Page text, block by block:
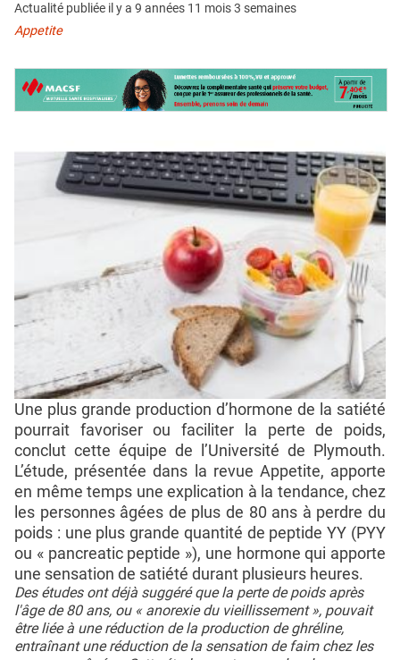
CONTACT
Actualité publiée il y a 9 années 11 mois 3 semaines
Appetite
Une plus grande production d’hormone de la satiété
pourrait favoriser ou faciliter la perte de poids,
conclut cette équipe de l’Université de Plymouth.
L’étude, présentée dans la revue Appetite, apporte
en même temps une explication à la tendance, chez
les personnes âgées de plus de 80 ans à perdre du
poids : une plus grande quantité de peptide YY (PYY
ou « pancreatic peptide »), une hormone qui apporte
une sensation de satiété durant plusieurs heures.
Des études ont déjà suggéré que la perte de poids après
l'âge de 80 ans, ou « anorexie du vieillissement », pouvait
être liée à une réduction de la production de ghréline,
entraînant une réduction de la sensation de faim chez les